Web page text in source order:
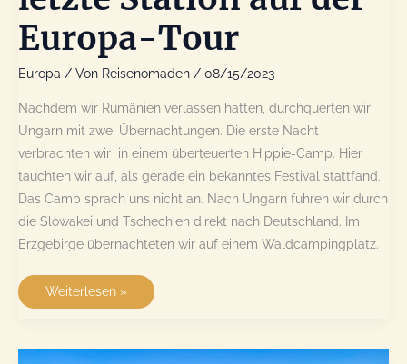
Europa-Tour
Europa / Von Reisenomaden / 08/15/2023
Nachdem wir Rumänien verlassen hatten, durchquerten wir
Ungarn mit zwei Übernachtungen. Die erste Nacht
verbrachten wir in einem überteuerten Hippie-Camp. Hier
tauchten wir auf, als gerade ein bekanntes Festival stattfand.
Das Camp sprach uns nicht an. Nach Ungarn fuhren wir durch
die Slowakei und Tschechien direkt nach Deutschland. Im
Erzgebirge übernachteten wir auf einem Waldcampingplatz.
Deutschland
auf
Weiterlesen »